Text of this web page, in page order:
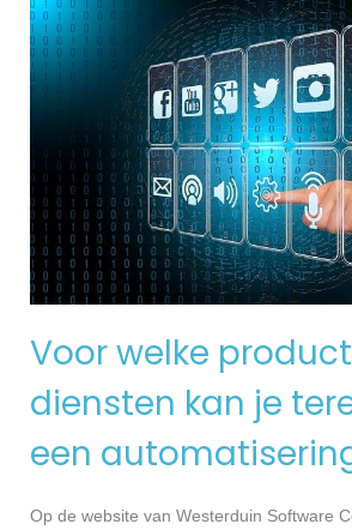
Voor welke
diensten kan je
een
Op de website van Westerduin Software